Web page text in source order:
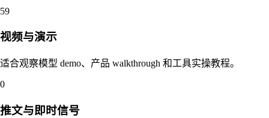
59
视频与演示
适合观察模型 demo、产品 walkthrough 和工具实操教程。
0
推文与即时信号